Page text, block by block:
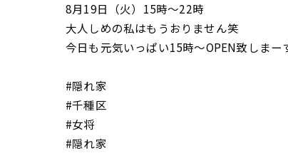
8月19日（火）15時〜22時
大人しめの私はもうおりません笑
今日も元気いっぱい15時〜OPEN致しま
#隠れ家
#千種区
#女将
#隠れ家